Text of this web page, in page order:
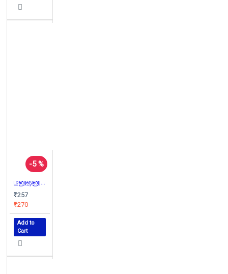
-5 %
மனுஷனுக்கு ஆயிரம் பிரச்சினை
₹257
₹270
Add to
Cart